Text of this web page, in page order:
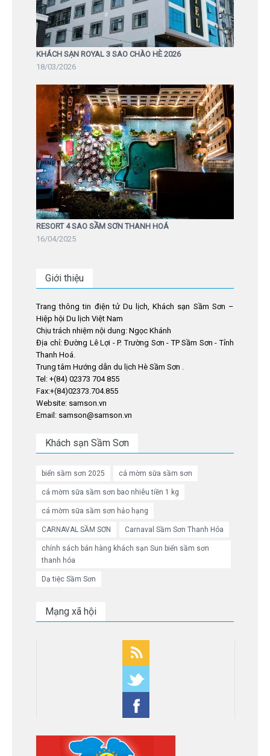
KHÁCH SẠN ROYAL 3 SAO CHÀO HÈ 2026
18/03/2026
RESORT 4 SAO SẦM SƠN THANH HOÁ
16/04/2025
Giới thiệu
Trang thông tin điện tử Du lịch, Khách sạn Sầm Sơn –
Hiệp hội Du lịch Việt Nam
Chịu trách nhiệm nội dung: Ngọc Khánh
Địa chỉ: Đường Lê Lợi - P. Trường Sơn - TP Sầm Sơn - Tỉnh
Thanh Hoá.
Trung tâm Hướng dẫn du lịch Hè Sầm Sơn .
Tel: +(84) 02373 704 855
Fax:+(84)02373.704.855
Website: samson.vn
Email: samson@samson.vn
Khách sạn Sầm Sơn
biển sầm sơn 2025 cá mờm sữa sầm sơn
cá mờm sữa sầm sơn bao nhiêu tiền 1 kg
cá mờm sữa sầm sơn hảo hạng
CARNAVAL SẦM SƠN Carnaval Sầm Sơn Thanh Hóa
chính sách bán hàng khách sạn Sun biển sầm sơn
thanh hóa
Dạ tiệc Sầm Sơn
Mạng xã hội